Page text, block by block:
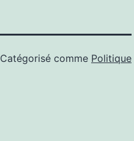
Catégorisé comme Politique